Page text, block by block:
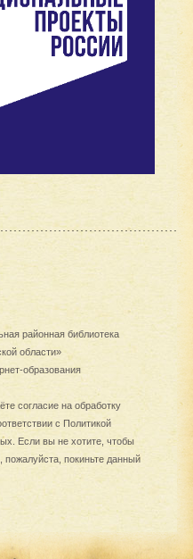
районная библиотека
области»
образования
согласие на обработку
с Политикой
. Если вы не хотите, чтобы
покиньте данный